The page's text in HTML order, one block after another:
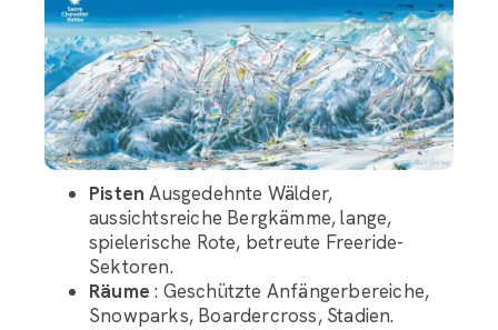
Pisten Ausgedehnte Wälder,
aussichtsreiche Bergkämme, lange,
spielerische Rote, betreute Freeride-
Sektoren.
Räume : Geschützte Anfängerbereiche,
Snowparks, Boardercross, Stadien.